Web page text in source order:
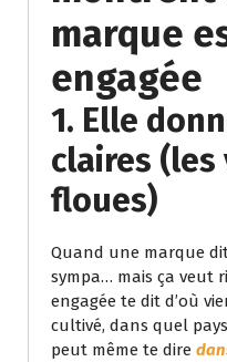
marque
engagée
1. Elle
claires (les
floues)
Quand une marque
sympa… mais ça veut
engagée te dit d’où
cultivé, dans quel
peut même te dire